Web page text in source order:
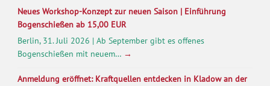
Neues Workshop-Konzept zur neuen Saison | Einführung
Bogenschießen ab 15,00 EUR
Berlin, 31. Juli 2026 | Ab September gibt es offenes
Bogenschießen mit neuem… →
Anmeldung eröffnet: Kraftquellen entdecken in Kladow an der